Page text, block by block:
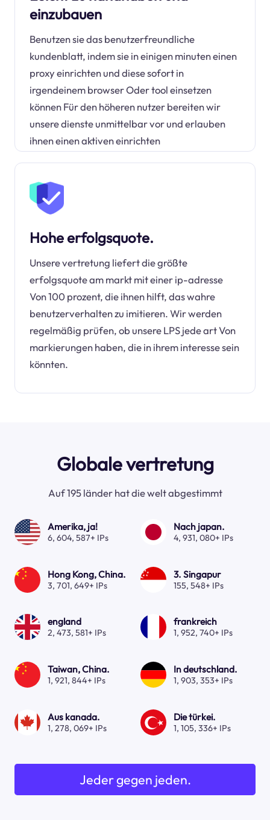
einzubauen
Benutzen sie das benutzerfreundliche
kundenblatt, indem sie in einigen minuten einen
proxy einrichten und diese sofort in
irgendeinem browser Oder tool einsetzen
können Für den höheren nutzer bereiten wir
unsere dienste unmittelbar vor und erlauben
ihnen einen aktiven einrichten
Hohe erfolgsquote.
Unsere vertretung liefert die größte
erfolgsquote am markt mit einer ip-adresse
Von 100 prozent, die ihnen hilft, das wahre
benutzerverhalten zu imitieren. Wir werden
regelmäßig prüfen, ob unsere LPS jede art Von
markierungen haben, die in ihrem interesse sein
könnten.
Globale vertretung
Auf 195 länder hat die welt abgestimmt
Amerika, ja!
6, 604, 587+ IPs
Nach japan.
4, 931, 080+ IPs
Hong Kong, China.
3, 701, 649+ IPs
3. Singapur
155, 548+ IPs
england
2, 473, 581+ IPs
frankreich
1, 952, 740+ IPs
Taiwan, China.
1, 921, 844+ IPs
In deutschland.
1, 903, 353+ IPs
Aus kanada.
1, 278, 069+ IPs
Die türkei.
1, 105, 336+ IPs
Jeder gegen jeden.